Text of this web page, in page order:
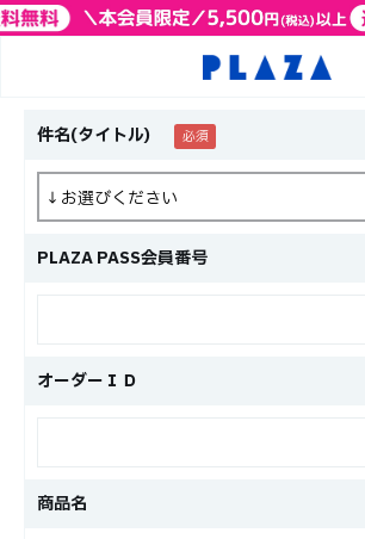
件名(タイトル)
PLAZA PASS会員番号
オーダーＩＤ
商品名